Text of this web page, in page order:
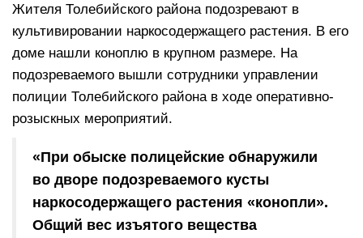
Жителя Толебийского района подозревают в
культивировании наркосодержащего растения. В его
доме нашли коноплю в крупном размере. На
подозреваемого вышли сотрудники управлении
полиции Толебийского района в ходе оперативно-
розыскных мероприятий.
«При обыске полицейские обнаружили
во дворе подозреваемого кусты
наркосодержащего растения «конопли».
Общий вес изъятого вещества